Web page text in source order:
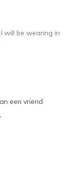
will be wearing in
een vriend